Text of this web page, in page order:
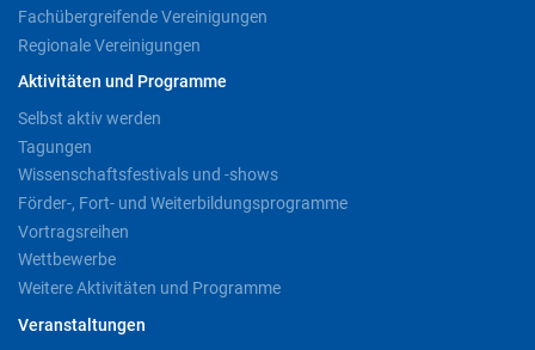
Fachübergreifende Vereinigungen
Regionale Vereinigungen
Aktivitäten und Programme
Selbst aktiv werden
Tagungen
Wissenschaftsfestivals und -shows
Förder-, Fort- und Weiterbildungsprogramme
Vortragsreihen
Wettbewerbe
Weitere Aktivitäten und Programme
Veranstaltungen